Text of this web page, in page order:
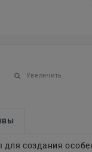
Увеличить
создания